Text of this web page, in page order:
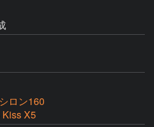
ロン160
Kiss X5